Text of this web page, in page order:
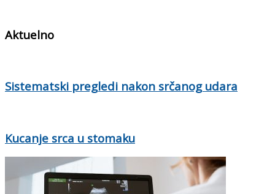
Aktuelno
Sistematski pregledi nakon srčanog udara
Kucanje srca u stomaku